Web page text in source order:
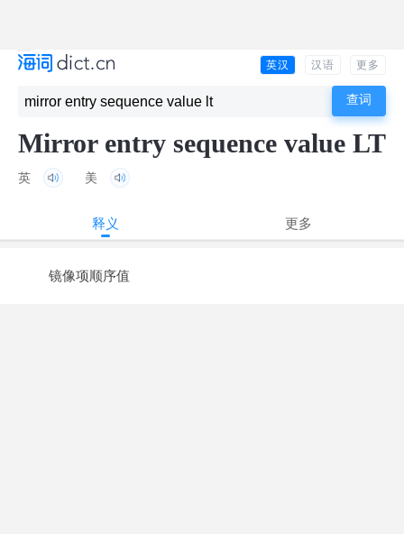
英汉 汉语 更多
Mirror entry sequence value LT
英 美
释义 更多
镜像项顺序值